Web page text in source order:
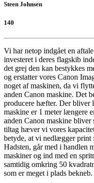
Steen Johnsen
140
Vi har netop indgået en
investeret i deres flagskib
det grej den kan bestykkes
og erstatter vores Canon
noget af maskinen, da vi
anden Canon maskine. Det
producere hæfter. Der bliver
maskine er 1 meter længere
anden Canon maskine
tiltag hæver vi vores
betyde, at vi nedlægger print
Hadsten, går med i handlen
maskiner og ind med en
samtidig omkring 50
som er meget i plads bekneb.